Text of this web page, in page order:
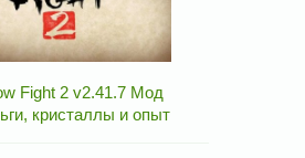
Fight 2 v2.41.7 Мод
кристаллы и опыт